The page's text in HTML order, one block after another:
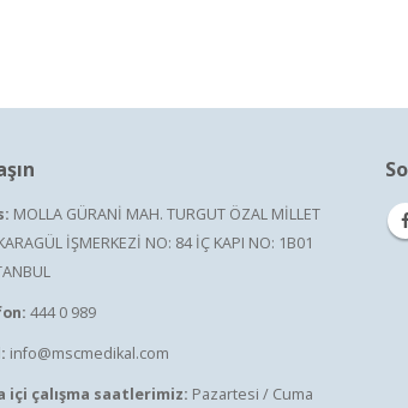
MOLLA GÜRANİ MAH. TURGUT ÖZAL MİLLET
İŞMERKEZİ NO: 84 İÇ KAPI NO: 1B01
444 0 989
info@mscmedikal.com
içi çalışma saatlerimiz: Pazartesi / Cuma